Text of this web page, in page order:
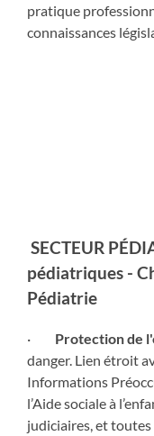
pratique
connaissances
SECTEUR
pédiatriques -
Pédiatrie
· Protection de
danger. Lien étroit
Informations
l’Aide sociale à
judiciaires, et